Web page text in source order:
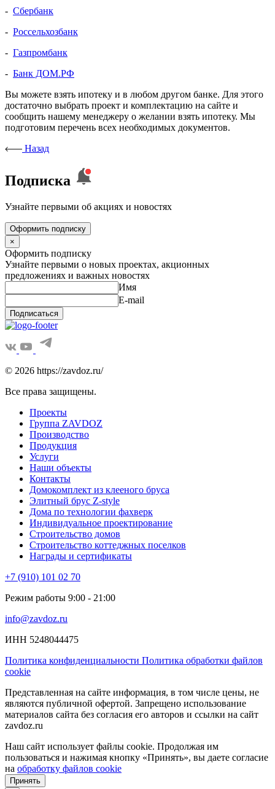
- Сбербанк
- Россельхозбанк
- Газпромбанк
- Банк ДОМ.РФ
Вы можете взять ипотеку и в любом другом банке. Для этого
достаточно выбрать проект и комплектацию на сайте и
сообщить нашему менеджеру о желании взять ипотеку. Мы
подготовим перечень всех необходимых документов.
Назад
Подписка
Узнайте первыми об акциях и новостях
Оформить подписку
×
Оформить подписку
Узнайте первыми о новых проектах, акционных
предложениях и важных новостях
Имя
E-mail
Подписаться
© 2026 https://zavdoz.ru/
Все права защищены.
Проекты
Группа ZAVDOZ
Производство
Продукция
Услуги
Наши объекты
Контакты
Домокомплект из клееного бруса
Элитный брус Z-style
Дома по технологии фахверк
Индивидуальное проектирование
Строительство домов
Строительство коттеджных поселков
Награды и сертификаты
+7 (910) 101 02 70
Режим работы 9:00 - 21:00
info@zavdoz.ru
ИНН 5248044475
Политика конфиденциальности Политика обработки файлов
cookie
Представленная на сайте информация, в том числе цены, не
являются публичной офертой. Запрещено использование
материалов сайта без согласия его авторов и ссылки на сайт
zavdoz.ru
Наш сайт использует файлы cookie. Продолжая им
пользоваться и нажимая кнопку «Принять», вы даете согласие
на обработку файлов cookie
Принять